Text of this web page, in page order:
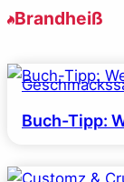
Brandheiß
Buch-Tipp: